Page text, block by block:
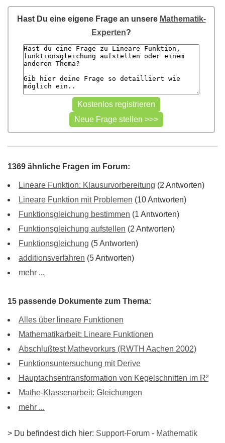
Hast Du eine eigene Frage an unsere Mathematik-
Experten?
1369 ähnliche Fragen im Forum:
Lineare Funktion: Klausurvorbereitung (2 Antworten)
Lineare Funktion mit Problemen (10 Antworten)
Funktionsgleichung bestimmen (1 Antworten)
Funktionsgleichung aufstellen (2 Antworten)
Funktionsgleichung (5 Antworten)
additionsverfahren (5 Antworten)
mehr ...
15 passende Dokumente zum Thema:
Alles über lineare Funktionen
Mathematikarbeit: Lineare Funktionen
Abschlußtest Mathevorkurs (RWTH Aachen 2002)
Funktionsuntersuchung mit Derive
Hauptachsentransformation von Kegelschnitten im R²
Mathe-Klassenarbeit: Gleichungen
mehr ...
> Du befindest dich hier: Support-Forum - Mathematik